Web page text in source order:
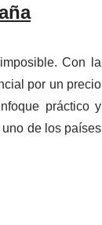
Con la
por un precio
práctico y
de los países